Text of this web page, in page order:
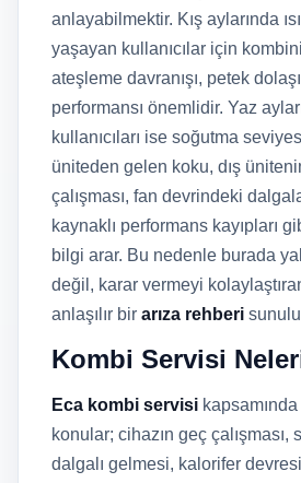
anlayabilmektir. Kış aylarında
yaşayan kullanıcılar için
ateşleme davranışı, petek
performansı önemlidir. Yaz
kullanıcıları ise soğutma
üniteden gelen koku, dış
çalışması, fan devrindeki
kaynaklı performans kayıpları
bilgi arar. Bu nedenle burada
değil, karar vermeyi
anlaşılır bir arıza rehberi
Kombi Servisi
Eca kombi servisi
konular; cihazın geç çalışması,
dalgalı gelmesi, kalorifer